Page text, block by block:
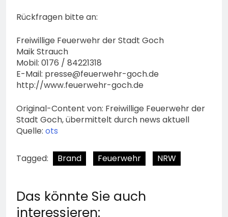
Rückfragen bitte an:
Freiwillige Feuerwehr der Stadt Goch
Maik Strauch
Mobil: 0176 / 84221318
E-Mail: presse@feuerwehr-goch.de
http://www.feuerwehr-goch.de
Original-Content von: Freiwillige Feuerwehr der
Stadt Goch, übermittelt durch news aktuell
Quelle: ots
Tagged: Brand Feuerwehr NRW
Das könnte Sie auch
interessieren: